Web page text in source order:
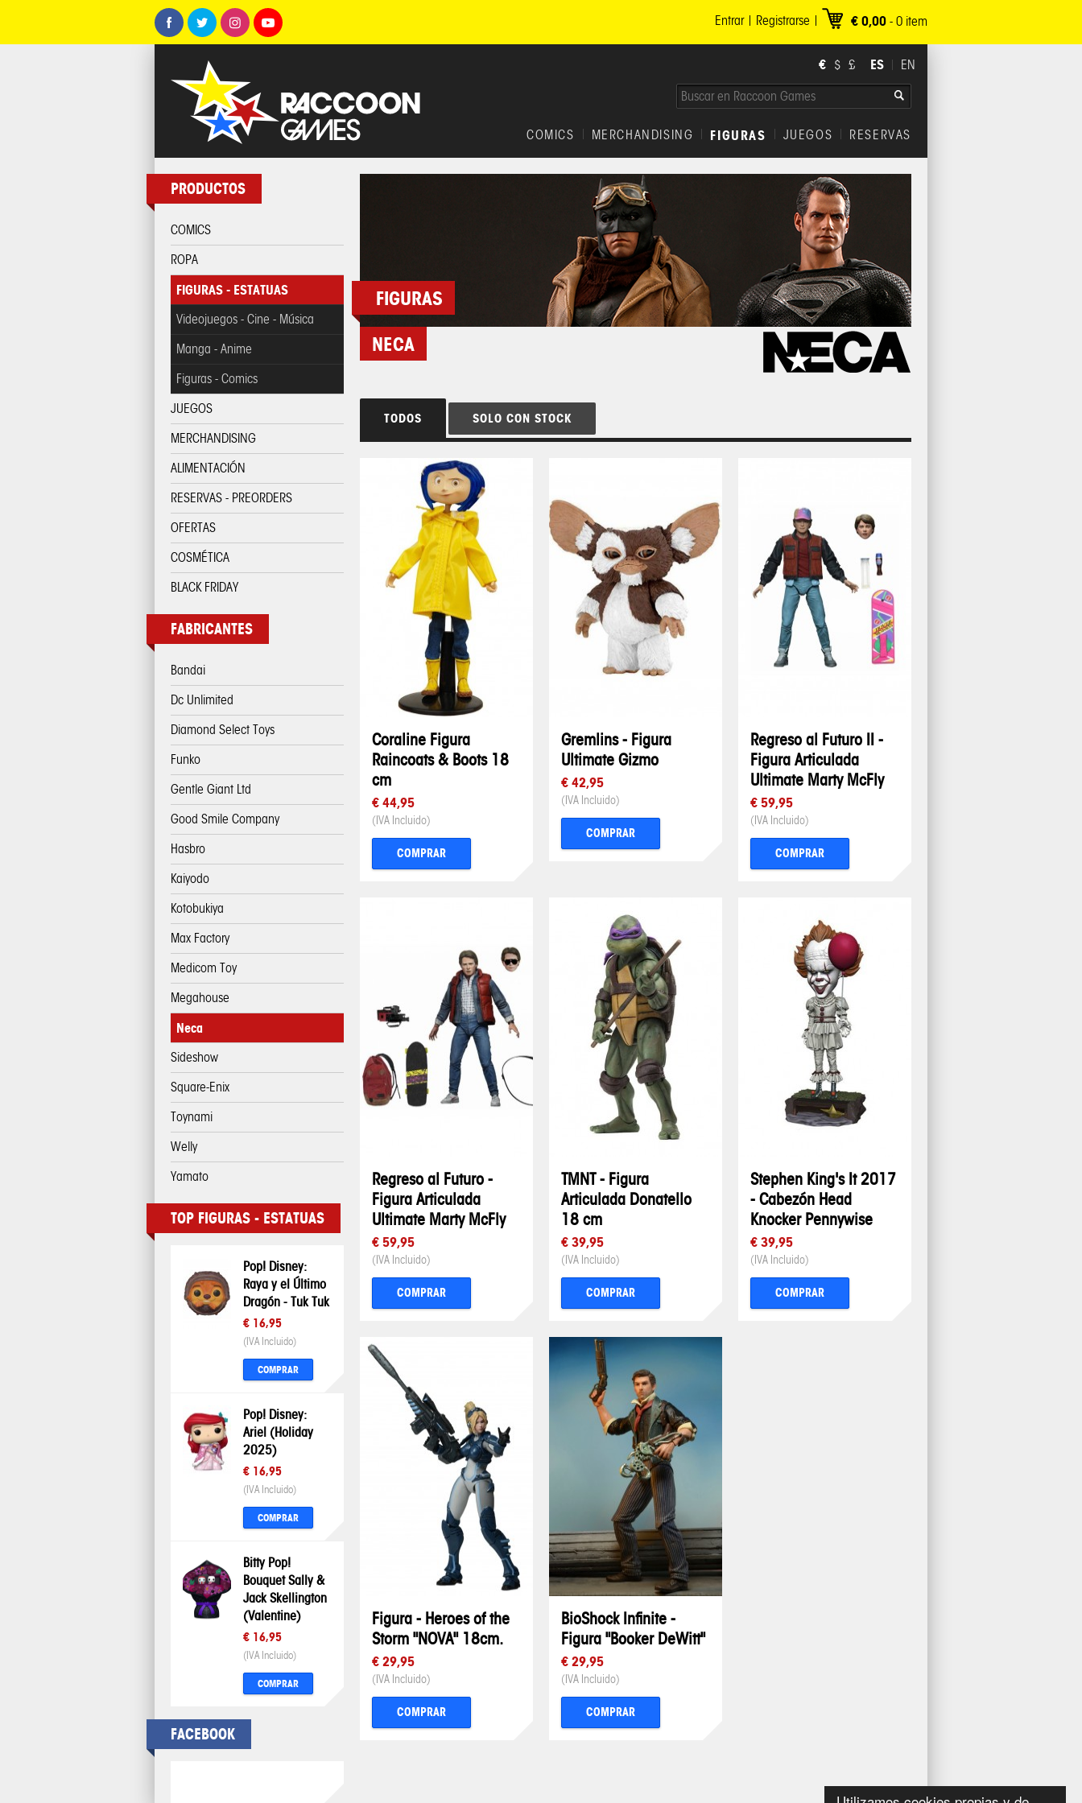
€ 0,00 - 0 item
Registrarse
Entrar
€ $ £ ES EN
RESERVAS
JUEGOS
FIGURAS
MERCHANDISING
COMICS
PRODUCTOS
COMICS
ROPA
FIGURAS - ESTATUAS
Videojuegos - Cine - Música
Manga - Anime
Figuras - Comics
JUEGOS
MERCHANDISING
ALIMENTACIÓN
RESERVAS - PREORDERS
OFERTAS
COSMÉTICA
BLACK FRIDAY
FABRICANTES
Bandai
Dc Unlimited
Diamond Select Toys
Funko
Gentle Giant Ltd
Good Smile Company
Hasbro
Kaiyodo
Kotobukiya
Max Factory
Medicom Toy
Megahouse
Neca
Sideshow
Square-Enix
Toynami
Welly
Yamato
TOP FIGURAS - ESTATUAS
Pop! Disney:
Raya y el Último
Dragón - Tuk Tuk
€ 16,95
(IVA Incluido)
COMPRAR
Pop! Disney:
Ariel (Holiday
2025)
€ 16,95
(IVA Incluido)
COMPRAR
Bitty Pop!
Bouquet Sally &
Jack Skellington
(Valentine)
€ 16,95
(IVA Incluido)
COMPRAR
FACEBOOK
FIGURAS
NECA
TODOS SOLO CON STOCK
Coraline Figura
Raincoats & Boots 18
cm
€ 44,95
(IVA Incluido)
COMPRAR
Gremlins - Figura
Ultimate Gizmo
€ 42,95
(IVA Incluido)
COMPRAR
Regreso al Futuro II -
Figura Articulada
Ultimate Marty McFly
€ 59,95
(IVA Incluido)
COMPRAR
Regreso al Futuro -
Figura Articulada
Ultimate Marty McFly
€ 59,95
(IVA Incluido)
COMPRAR
TMNT - Figura
Articulada Donatello
18 cm
€ 39,95
(IVA Incluido)
COMPRAR
Stephen King's It 2017
- Cabezón Head
Knocker Pennywise
€ 39,95
(IVA Incluido)
COMPRAR
Figura - Heroes of the
Storm "NOVA" 18cm.
€ 29,95
(IVA Incluido)
COMPRAR
BioShock Infinite -
Figura "Booker DeWitt"
€ 29,95
(IVA Incluido)
COMPRAR